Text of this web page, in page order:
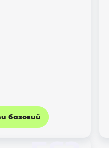
базовий